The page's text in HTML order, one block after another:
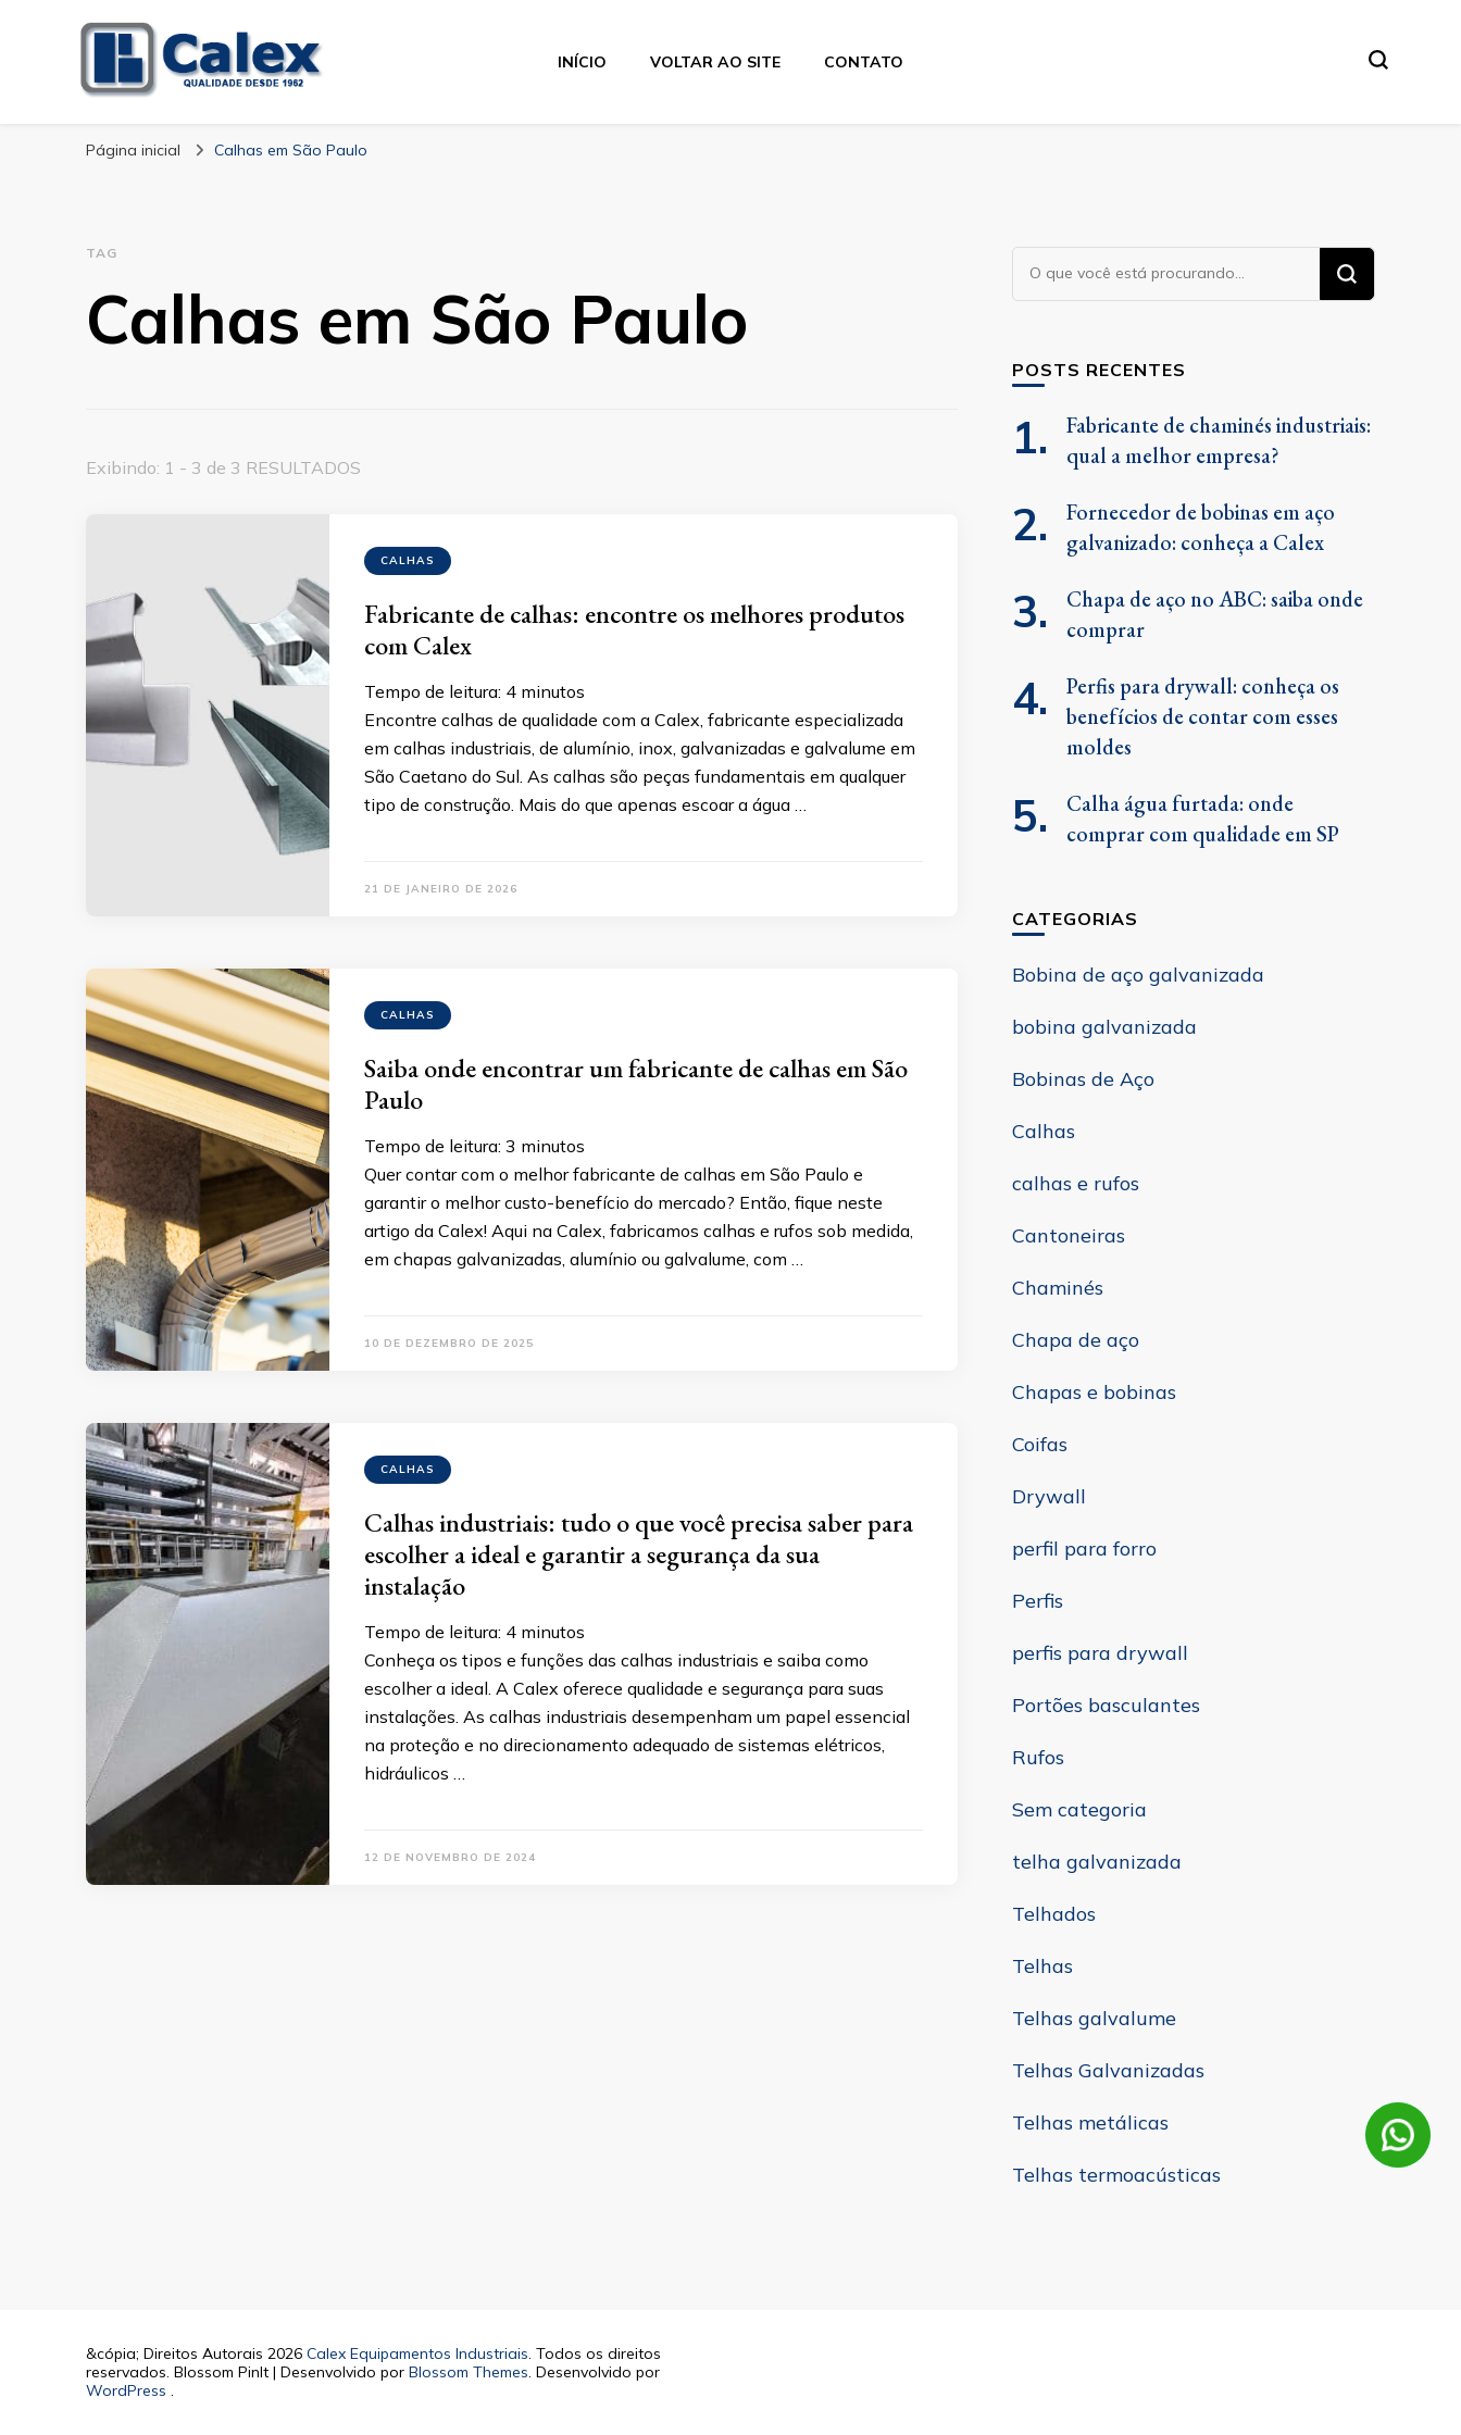
Calex Equipamentos Industriais
INÍCIO VOLTAR AO SITE CONTATO
Página inicial Calhas em São Paulo
TAG
Calhas em São Paulo
Exibindo: 1 - 3 de 3 RESULTADOS
CALHAS
Fabricante de calhas: encontre os melhores produtos
com Calex
Tempo de leitura: 4 minutos
Encontre calhas de qualidade com a Calex, fabricante especializada
em calhas industriais, de alumínio, inox, galvanizadas e galvalume em
São Caetano do Sul. As calhas são peças fundamentais em qualquer
tipo de construção. Mais do que apenas escoar a água …
21 DE JANEIRO DE 2026
CALHAS
Saiba onde encontrar um fabricante de calhas em São
Paulo
Tempo de leitura: 3 minutos
Quer contar com o melhor fabricante de calhas em São Paulo e
garantir o melhor custo-benefício do mercado? Então, fique neste
artigo da Calex! Aqui na Calex, fabricamos calhas e rufos sob medida,
em chapas galvanizadas, alumínio ou galvalume, com …
10 DE DEZEMBRO DE 2025
CALHAS
Calhas industriais: tudo o que você precisa saber para
escolher a ideal e garantir a segurança da sua
instalação
Tempo de leitura: 4 minutos
Conheça os tipos e funções das calhas industriais e saiba como
escolher a ideal. A Calex oferece qualidade e segurança para suas
instalações. As calhas industriais desempenham um papel essencial
na proteção e no direcionamento adequado de sistemas elétricos,
hidráulicos …
12 DE NOVEMBRO DE 2024
Procurando
algo?
POSTS RECENTES
Fabricante de chaminés industriais:
qual a melhor empresa?
Fornecedor de bobinas em aço
galvanizado: conheça a Calex
Chapa de aço no ABC: saiba onde
comprar
Perfis para drywall: conheça os
benefícios de contar com esses
moldes
Calha água furtada: onde
comprar com qualidade em SP
CATEGORIAS
Bobina de aço galvanizada
bobina galvanizada
Bobinas de Aço
Calhas
calhas e rufos
Cantoneiras
Chaminés
Chapa de aço
Chapas e bobinas
Coifas
Drywall
perfil para forro
Perfis
perfis para drywall
Portões basculantes
Rufos
Sem categoria
telha galvanizada
Telhados
Telhas
Telhas galvalume
Telhas Galvanizadas
Telhas metálicas
Telhas termoacústicas
&cópia; Direitos Autorais 2026 Calex Equipamentos Industriais. Todos os direitos
reservados. Blossom PinIt | Desenvolvido por Blossom Themes. Desenvolvido por
WordPress .